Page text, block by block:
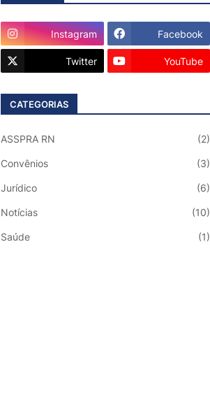
Instagram Facebook
Twitter YouTube
CATEGORIAS
ASSPRA RN (2)
Convênios (3)
Jurídico (6)
Notícias (10)
Saúde (1)